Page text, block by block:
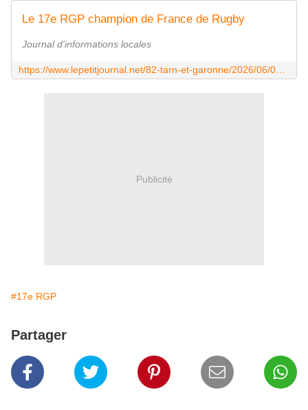
Le 17e RGP champion de France de Rugby
Journal d'informations locales
Publicité
#17e RGP
Partager